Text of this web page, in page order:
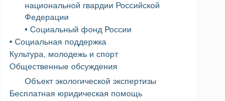
национальной гвардии Российской
Федерации
• Социальный фонд России
• Социальная поддержка
Культура, молодежь и спорт
Общественные обсуждения
Объект экологической экспертизы
Бесплатная юридическая помощь